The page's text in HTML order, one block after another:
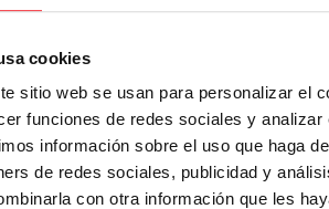
cookies
sitio web se usan para personalizar el
funciones de redes sociales y analizar
información sobre el uso que haga
de redes sociales, publicidad y
con otra información que les